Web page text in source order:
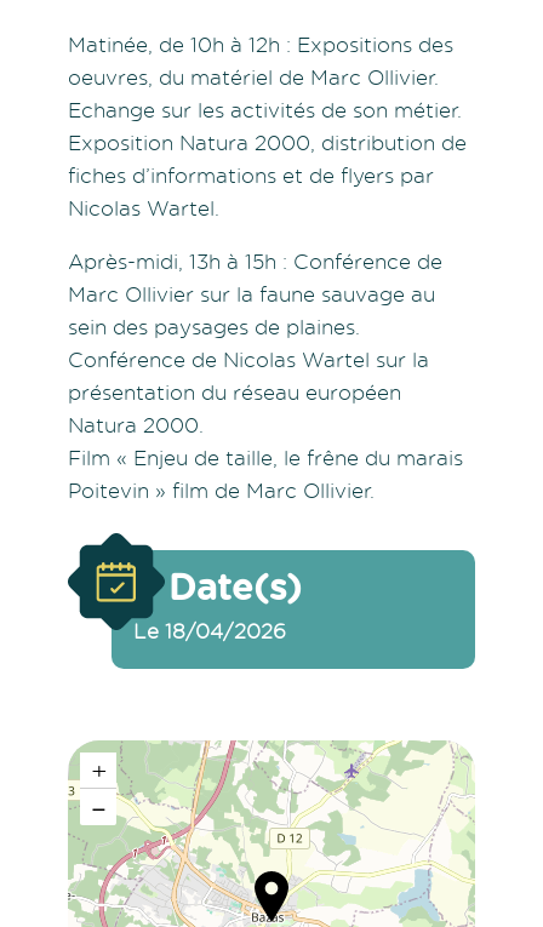
Matinée, de 10h à 12h : Expositions des
oeuvres, du matériel de Marc Ollivier.
Echange sur les activités de son métier.
Exposition Natura 2000, distribution de
fiches d’informations et de flyers par
Nicolas Wartel.
Après-midi, 13h à 15h : Conférence de
Marc Ollivier sur la faune sauvage au
sein des paysages de plaines.
Conférence de Nicolas Wartel sur la
présentation du réseau européen
Natura 2000.
Film « Enjeu de taille, le frêne du marais
Poitevin » film de Marc Ollivier.
Date(s)
Le 18/04/2026
+
−